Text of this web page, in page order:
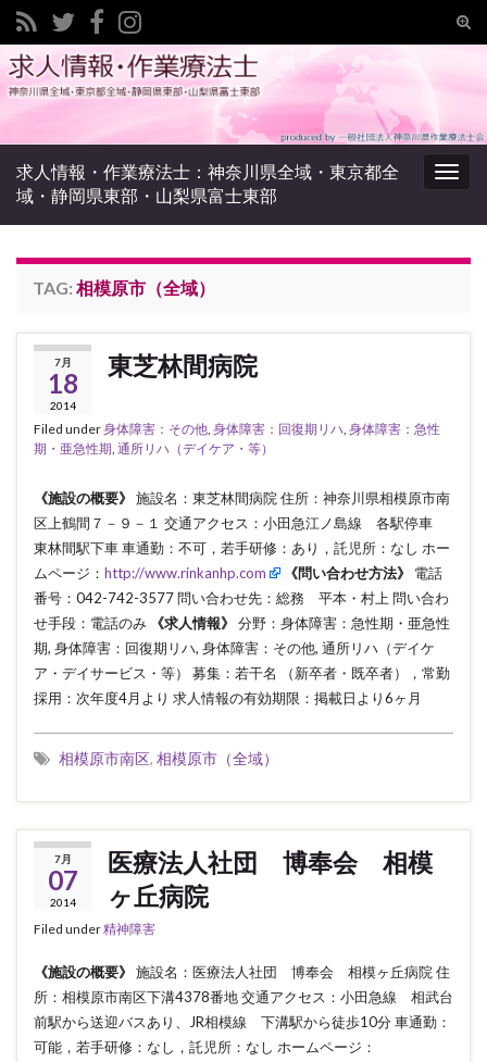
Search for:
求人情報・作業療法士：神奈川県全域・東京都全
域・静岡県東部・山梨県富士東部
TAG: 相模原市（全域）
7月
18
2014
東芝林間病院
Filed under身体障害：その他, 身体障害：回復期リハ, 身体障害：急性
期・亜急性期, 通所リハ（デイケア・等）
《施設の概要》
施設名：東芝林間病院 住所：神奈川県相模原市南
区上鶴間７－９－１ 交通アクセス：小田急江ノ島線 各駅停車
東林間駅下車 車通勤：不可，若手研修：あり，託児所：なし ホー
ムページ： http://www.rinkanhp.com 《問い合わせ方法》
電話
番号：042-742-3577 問い合わせ先：総務 平本・村上 問い合わ
せ手段：電話のみ
《求人情報》
分野：身体障害：急性期・亜急性
期, 身体障害：回復期リハ, 身体障害：その他, 通所リハ（デイケ
ア・デイサービス・等） 募集：若干名 （新卒者・既卒者），常勤
採用：次年度4月より 求人情報の有効期限：掲載日より6ヶ月
相模原市南区, 相模原市（全域）
7月
07
2014
医療法人社団 博奉会 相模
ヶ丘病院
Filed under精神障害
《施設の概要》
施設名：医療法人社団 博奉会 相模ヶ丘病院 住
所：相模原市南区下溝4378番地 交通アクセス：小田急線 相武台
前駅から送迎バスあり、JR相模線 下溝駅から徒歩10分 車通勤：
可能，若手研修：なし，託児所：なし ホームページ：